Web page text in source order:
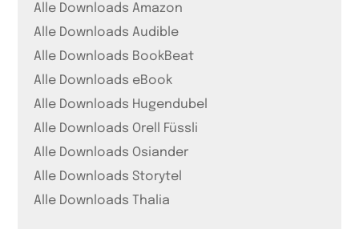
Alle Downloads Amazon
Alle Downloads Audible
Alle Downloads BookBeat
Alle Downloads eBook
Alle Downloads Hugendubel
Alle Downloads Orell Füssli
Alle Downloads Osiander
Alle Downloads Storytel
Alle Downloads Thalia